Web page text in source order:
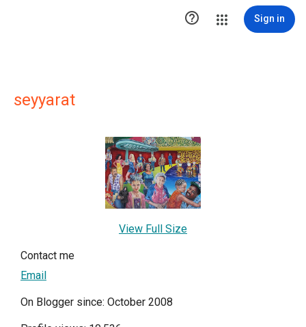
 Sign in
seyyarat
View Full Size
Contact me
Email
On Blogger since: October 2008